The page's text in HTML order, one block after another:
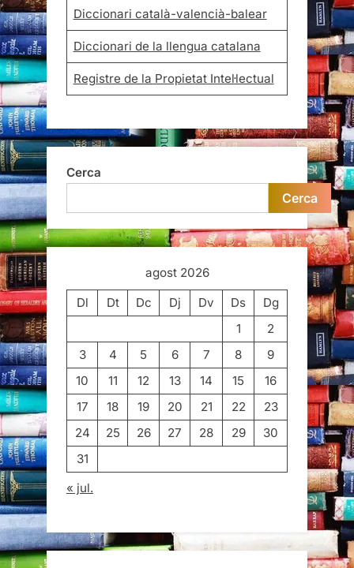
Diccionari català-valencià-balear
Diccionari de la llengua catalana
Registre de la Propietat Intel·lectual
Cerca
Cerca
agost 2026
Dl
Dt Dc Dj Dv Ds
Dg
1
2
3
4 5 6 7 8
9
10
11 12 13 14 15
16
17
18 19 20 21 22
23
24
25 26 27 28 29
30
31
« jul.